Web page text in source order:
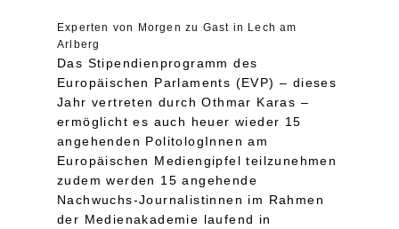
Experten von Morgen zu Gast in Lech am
Arlberg
Das Stipendienprogramm des
Europäischen Parlaments (EVP) – dieses
Jahr vertreten durch Othmar Karas –
ermöglicht es auch heuer wieder 15
angehenden PolitologInnen am
Europäischen Mediengipfel teilzunehmen
zudem werden 15 angehende
Nachwuchs-Journalistinnen im Rahmen
der Medienakademie laufend in